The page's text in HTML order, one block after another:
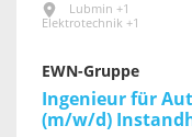
Lubmin +1
Elektrotechnik +1
EWN-Gruppe
Ingenieur für
(m/w/d)